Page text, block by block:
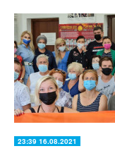
23:39 16.08.2021